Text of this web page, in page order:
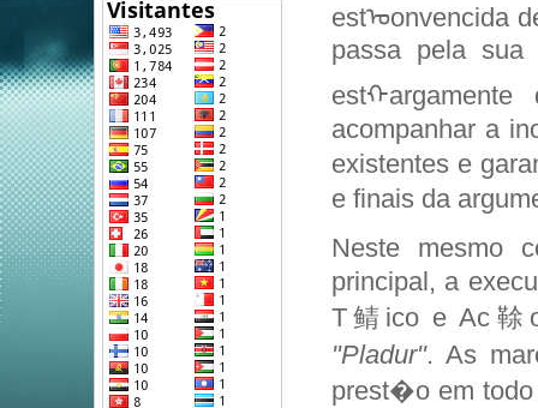
estᠣonvencida
passa pela sua
acompanhar a
existentes e
e finais da
Neste mesmo
principal, a
T鲭ico e Ac䩣
"Pladur". As
prest�o em